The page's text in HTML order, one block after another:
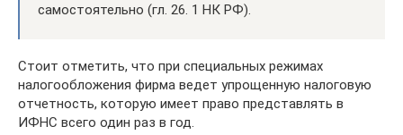
самостоятельно (гл. 26. 1 НК РФ).
Стоит отметить, что при специальных режимах
налогообложения фирма ведет упрощенную налоговую
отчетность, которую имеет право представлять в
ИФНС всего один раз в год.